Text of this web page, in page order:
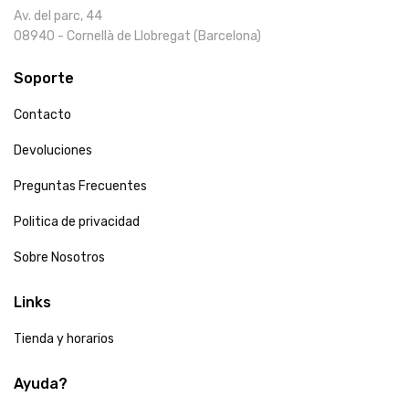
Av. del parc, 44
08940 - Cornellà de Llobregat (Barcelona)
Soporte
Contacto
Devoluciones
Preguntas Frecuentes
Politica de privacidad
Sobre Nosotros
Links
Tienda y horarios
Ayuda?